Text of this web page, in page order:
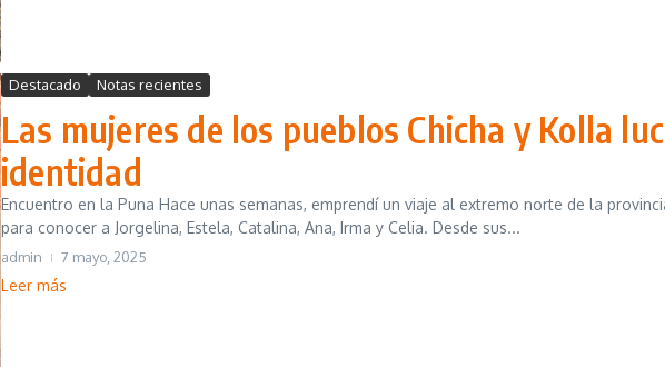
Destacado Notas recientes
Las mujeres de los pueblos Chicha y Kolla
identidad
Encuentro en la Puna Hace unas semanas, emprendí un viaje al extremo norte de la
para conocer a Jorgelina, Estela, Catalina, Ana, Irma y Celia. Desde sus...
admin 7 mayo, 2025
Leer más